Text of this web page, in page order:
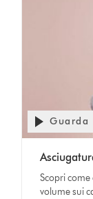
Guarda
Scopri
volume sui